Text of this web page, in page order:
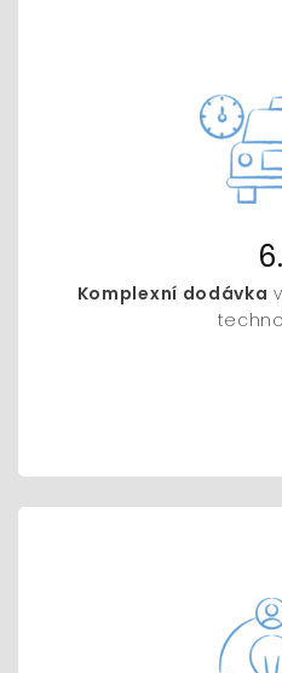
6.
Komplexní dodávka